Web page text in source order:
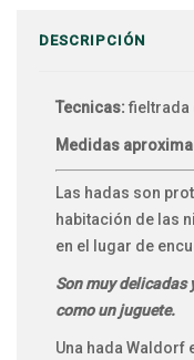
DESCRIPCIÓN
Tecnicas: fieltrada
Medidas
Las hadas son
habitación de las
en el lugar de
Son muy delicadas
como un juguete.
Una hada Waldorf